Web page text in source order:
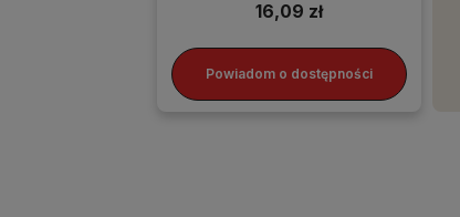
16,09 zł
Powiadom o dostępności